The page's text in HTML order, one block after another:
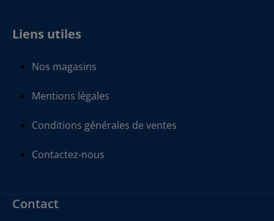
Liens utiles
Nos magasins
Mentions légales
Conditions générales de ventes
Contactez-nous
Contact